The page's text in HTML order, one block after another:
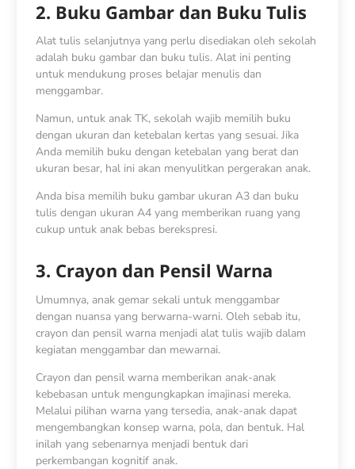
2. Buku Gambar dan Buku Tulis
Alat tulis selanjutnya yang perlu disediakan oleh sekolah
adalah buku gambar dan buku tulis. Alat ini penting
untuk mendukung proses belajar menulis dan
menggambar.
Namun, untuk anak TK, sekolah wajib memilih buku
dengan ukuran dan ketebalan kertas yang sesuai. Jika
Anda memilih buku dengan ketebalan yang berat dan
ukuran besar, hal ini akan menyulitkan pergerakan anak.
Anda bisa memilih buku gambar ukuran A3 dan buku
tulis dengan ukuran A4 yang memberikan ruang yang
cukup untuk anak bebas berekspresi.
3. Crayon dan Pensil Warna
Umumnya, anak gemar sekali untuk menggambar
dengan nuansa yang berwarna-warni. Oleh sebab itu,
crayon dan pensil warna menjadi alat tulis wajib dalam
kegiatan menggambar dan mewarnai.
Crayon dan pensil warna memberikan anak-anak
kebebasan untuk mengungkapkan imajinasi mereka.
Melalui pilihan warna yang tersedia, anak-anak dapat
mengembangkan konsep warna, pola, dan bentuk. Hal
inilah yang sebenarnya menjadi bentuk dari
perkembangan kognitif anak.